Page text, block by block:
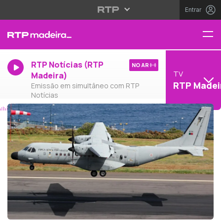
Entrar
RTP Notícias (RTP
Madeira)
Emissão em simultâneo com RTP
Notícias
NO AR
TV
RTP